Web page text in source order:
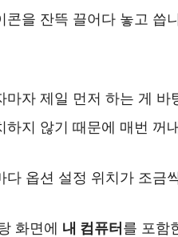
콘을 잔뜩 끌어다 놓고 씁
마자 제일 먼저 하는 게
하지 않기 때문에 매번 꺼
다 옵션 설정 위치가 조금
화면에 내 컴퓨터를 포함